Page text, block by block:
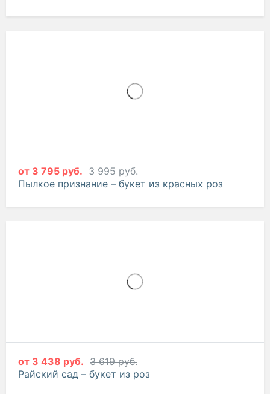
от 3 795 руб. 3 995 руб.
Пылкое признание – букет из красных роз
от 3 438 руб. 3 619 руб.
Райский сад – букет из роз